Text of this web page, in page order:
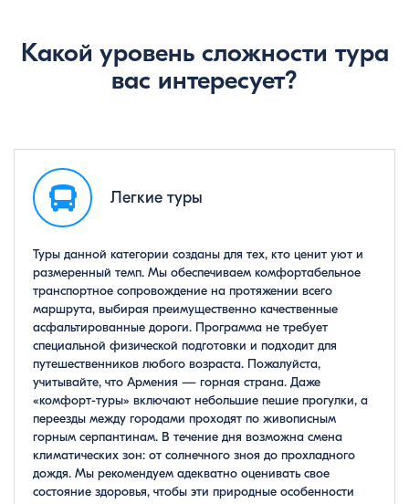
Какой уровень сложности тура
вас интересует?
Легкие туры
Туры данной категории созданы для тех, кто ценит уют и
размеренный темп. Мы обеспечиваем комфортабельное
транспортное сопровождение на протяжении всего
маршрута, выбирая преимущественно качественные
асфальтированные дороги. Программа не требует
специальной физической подготовки и подходит для
путешественников любого возраста. Пожалуйста,
учитывайте, что Армения — горная страна. Даже
«комфорт-туры» включают небольшие пешие прогулки, а
переезды между городами проходят по живописным
горным серпантинам. В течение дня возможна смена
климатических зон: от солнечного зноя до прохладного
дождя. Мы рекомендуем адекватно оценивать свое
состояние здоровья, чтобы эти природные особенности